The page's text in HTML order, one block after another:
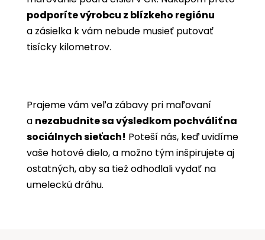
podporíte výrobcu z blízkeho regiónu
a zásielka k vám nebude musieť putovať
tisícky kilometrov.
Prajeme vám veľa zábavy pri maľovaní
a nezabudnite sa výsledkom pochváliť na
sociálnych sieťach! Poteší nás, keď uvidíme
vaše hotové dielo, a možno tým inšpirujete aj
ostatných, aby sa tiež odhodlali vydať na
umeleckú dráhu.